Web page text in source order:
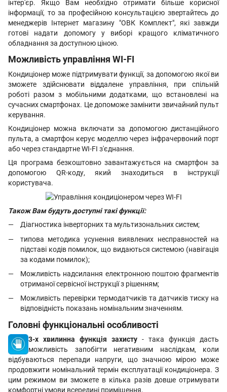
інтер'єр. Якщо Вам необхідно отримати більше корисної
інформації, то за професійною консультацією звертайтесь до
менеджерів Інтернет магазину "ОВК Комплект", які завжди
готові надати допомогу у виборі кращого кліматичного
обладнання за доступною ціною.
Можливість управління WI-FI
Кондиціонер може підтримувати функції, за допомогою якої ви
зможете здійснювати віддалене управління, при спільній
роботі разом з мобільними додатками, що встановлені на
сучасних смартфонах. Це допоможе замінити звичайний пульт
керування.
Кондиціонер можна включати за допомогою дистанційного
пульта, а смартфон керує моделлю через інфрачервоний порт
або через стандартне WI-FI з'єднання.
Ця програма безкоштовно завантажується на смартфон за
допомогою QR-коду, який знаходиться в інструкції
користувача.
Також Вам будуть доступні такі функції:
Діагностика інверторних та мультизональних систем;
типова методика усунення виявлених несправностей на
підставі кодів помилок, що видаються системою (навігація
за кодами помилок);
Можливість надсилання електронною поштою фрагментів
отриманої сервісної інструкції з рішенням;
Можливість перевірки термодатчиків та датчиків тиску на
відповідність показань номінальним значенням.
Головні функціональні особливості
3-х хвилинна функція захисту - така функція дасть
можливість запобігти негативним наслідкам, коли
відбуваються перепади напруги, що значною мірою може
продовжити номінальний термін експлуатації кондиціонера. З
цим режимом ви зможете в кілька разів довше отримувати
комфортні умови всередині приміщення.